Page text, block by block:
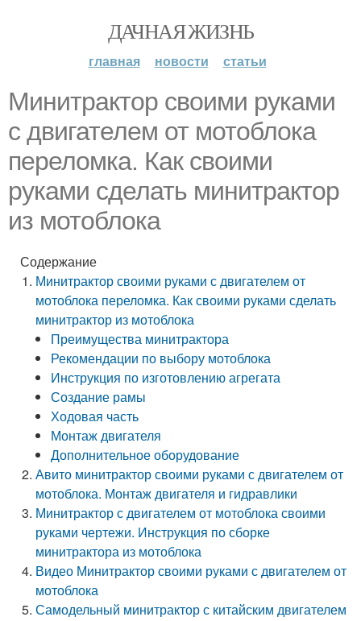
ДАЧНАЯ ЖИЗНЬ
главная новости статьи
Минитрактор своими руками
с двигателем от мотоблока
переломка. Как своими
руками сделать минитрактор
из мотоблока
Содержание
Минитрактор своими руками с двигателем от
мотоблока переломка. Как своими руками сделать
минитрактор из мотоблока
Преимущества минитрактора
Рекомендации по выбору мотоблока
Инструкция по изготовлению агрегата
Создание рамы
Ходовая часть
Монтаж двигателя
Дополнительное оборудование
Авито минитрактор своими руками с двигателем от
мотоблока. Монтаж двигателя и гидравлики
Минитрактор с двигателем от мотоблока своими
руками чертежи. Инструкция по сборке
минитрактора из мотоблока
Видео Минитрактор своими руками с двигателем от
мотоблока
Самодельный минитрактор с китайским двигателем